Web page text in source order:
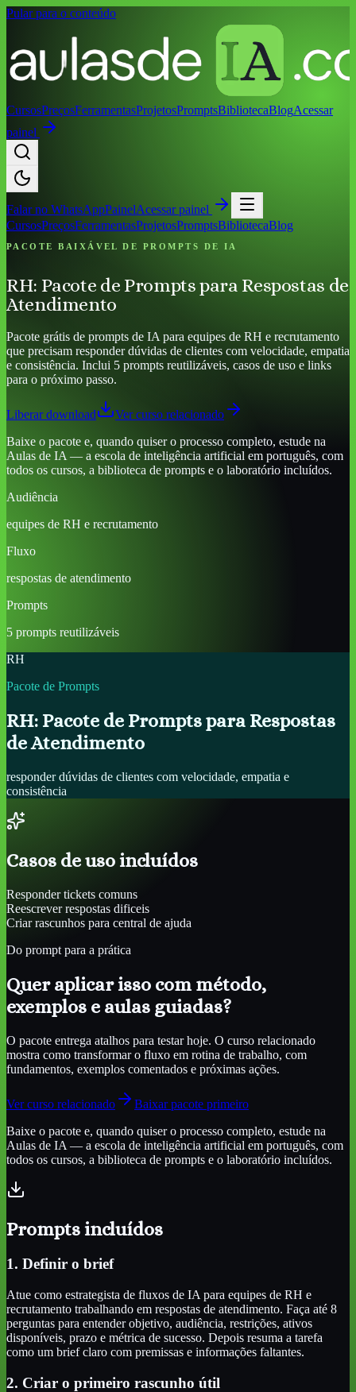
Pular para o conteúdo
CursosPreçosFerramentasProjetosPromptsBibliotecaBlogAcessar
painel
Falar no WhatsAppPainelAcessar painel
CursosPreçosFerramentasProjetosPromptsBibliotecaBlog
PACOTE BAIXÁVEL DE PROMPTS DE IA
RH: Pacote de Prompts para Respostas de
Atendimento
Pacote grátis de prompts de IA para equipes de RH e recrutamento
que precisam responder dúvidas de clientes com velocidade, empatia
e consistência. Inclui 5 prompts reutilizáveis, casos de uso e links
para o próximo passo.
Liberar download
Ver curso relacionado
Baixe o pacote e, quando quiser o processo completo, estude na
Aulas de IA — a escola de inteligência artificial em português, com
todos os cursos, a biblioteca de prompts e o laboratório incluídos.
Audiência
equipes de RH e recrutamento
Fluxo
respostas de atendimento
Prompts
5 prompts reutilizáveis
RH
Pacote de Prompts
RH: Pacote de Prompts para Respostas
de Atendimento
responder dúvidas de clientes com velocidade, empatia e
consistência
Casos de uso incluídos
Responder tickets comuns
Reescrever respostas dificeis
Criar rascunhos para central de ajuda
Do prompt para a prática
Quer aplicar isso com método,
exemplos e aulas guiadas?
O pacote entrega atalhos para testar hoje. O curso relacionado
mostra como transformar o fluxo em rotina de trabalho, com
fundamentos, exemplos comentados e próximas ações.
Ver curso relacionado
Baixar pacote primeiro
Baixe o pacote e, quando quiser o processo completo, estude na
Aulas de IA — a escola de inteligência artificial em português, com
todos os cursos, a biblioteca de prompts e o laboratório incluídos.
Prompts incluídos
1. Definir o brief
Atue como estrategista de fluxos de IA para equipes de RH e
recrutamento trabalhando em respostas de atendimento. Faça até 8
perguntas para entender objetivo, audiência, restrições, ativos
disponíveis, prazo e métrica de sucesso. Depois resuma a tarefa
como um brief claro com premissas e informações faltantes.
2. Criar o primeiro rascunho útil